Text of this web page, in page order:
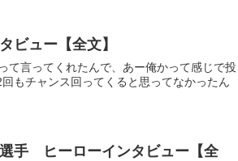
ュー【全文】
て言ってくれたんで、あー俺かって感じで投
もチャンス回ってくると思ってなかったん
手 ヒーローインタビュー【全